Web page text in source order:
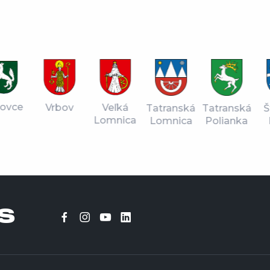
Vrbov
Veľká
Lomnica
Tatranská
Lomnica
Tatranská
Polianka